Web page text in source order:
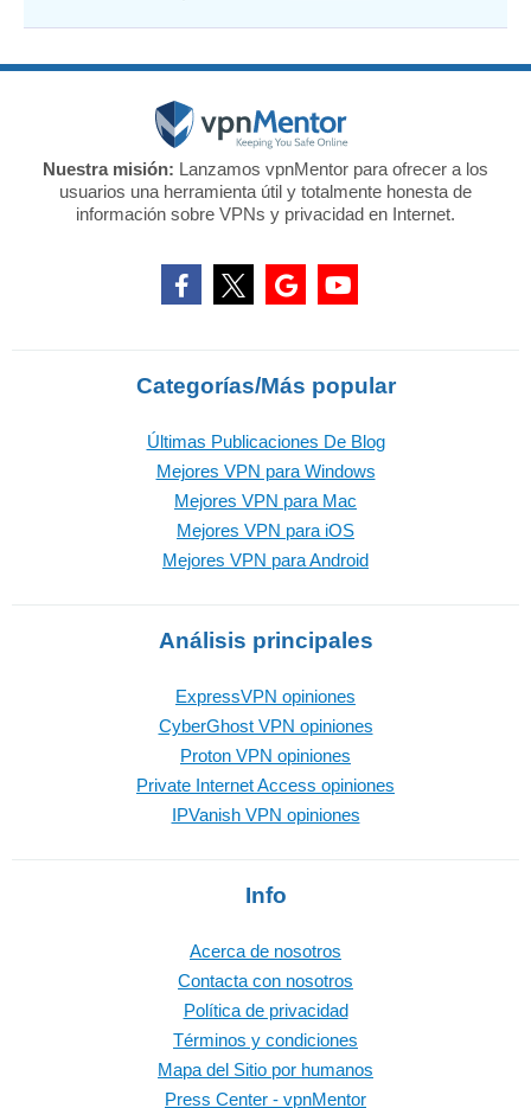
Nuestra misión: Lanzamos vpnMentor para ofrecer a los
usuarios una herramienta útil y totalmente honesta de
información sobre VPNs y privacidad en Internet.
Categorías/Más popular
Últimas Publicaciones De Blog
Mejores VPN para Windows
Mejores VPN para Mac
Mejores VPN para iOS
Mejores VPN para Android
Análisis principales
ExpressVPN opiniones
CyberGhost VPN opiniones
Proton VPN opiniones
Private Internet Access opiniones
IPVanish VPN opiniones
Info
Acerca de nosotros
Contacta con nosotros
Política de privacidad
Términos y condiciones
Mapa del Sitio por humanos
Press Center - vpnMentor